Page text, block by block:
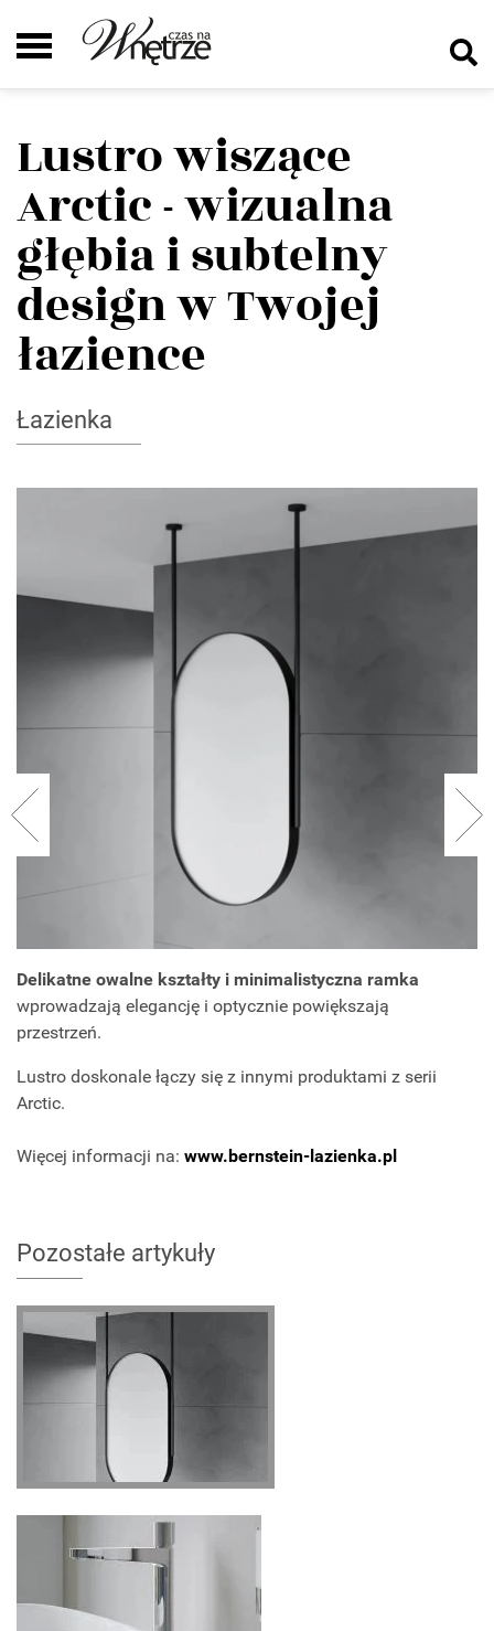
Lustro wiszące
Arctic - wizualna
głębia i subtelny
design w Twojej
łazience
Łazienka
Delikatne owalne kształty i minimalistyczna ramka
wprowadzają elegancję i optycznie powiększają
przestrzeń.
Lustro doskonale łączy się z innymi produktami z serii
Arctic.
Więcej informacji na: www.bernstein-lazienka.pl
Pozostałe artykuły